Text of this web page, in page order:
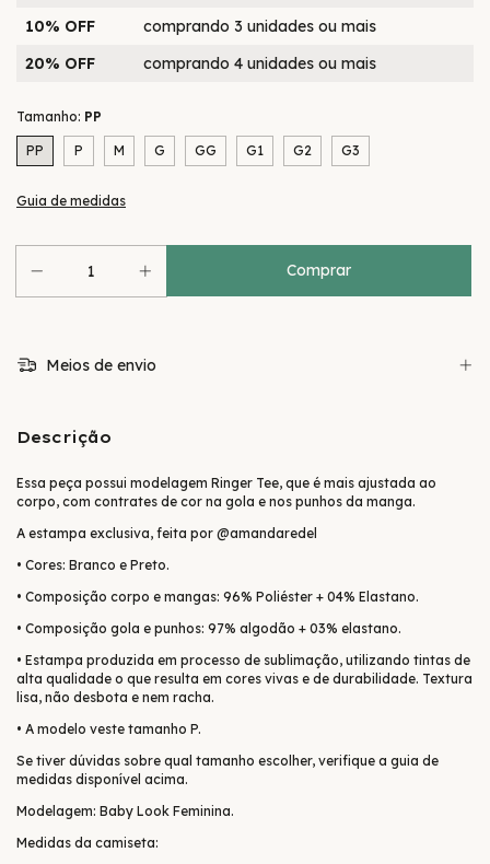
10% OFF
comprando 3 unidades ou mais
20% OFF
comprando 4 unidades ou mais
Tamanho: PP
PP P M G GG G1 G2 G3
Guia de medidas
Meios de envio
Descrição
Essa peça possui modelagem Ringer Tee, que é mais ajustada ao
corpo, com contrates de cor na gola e nos punhos da manga.
A estampa exclusiva, feita por @amandaredel
• Cores: Branco e Preto.
• Composição corpo e mangas: 96% Poliéster + 04% Elastano.
• Composição gola e punhos: 97% algodão + 03% elastano.
• Estampa produzida em processo de sublimação, utilizando tintas de
alta qualidade o que resulta em cores vivas e de durabilidade. Textura
lisa, não desbota e nem racha.
• A modelo veste tamanho P.
Se tiver dúvidas sobre qual tamanho escolher, verifique a guia de
medidas disponível acima.
Modelagem: Baby Look Feminina.
Medidas da camiseta: